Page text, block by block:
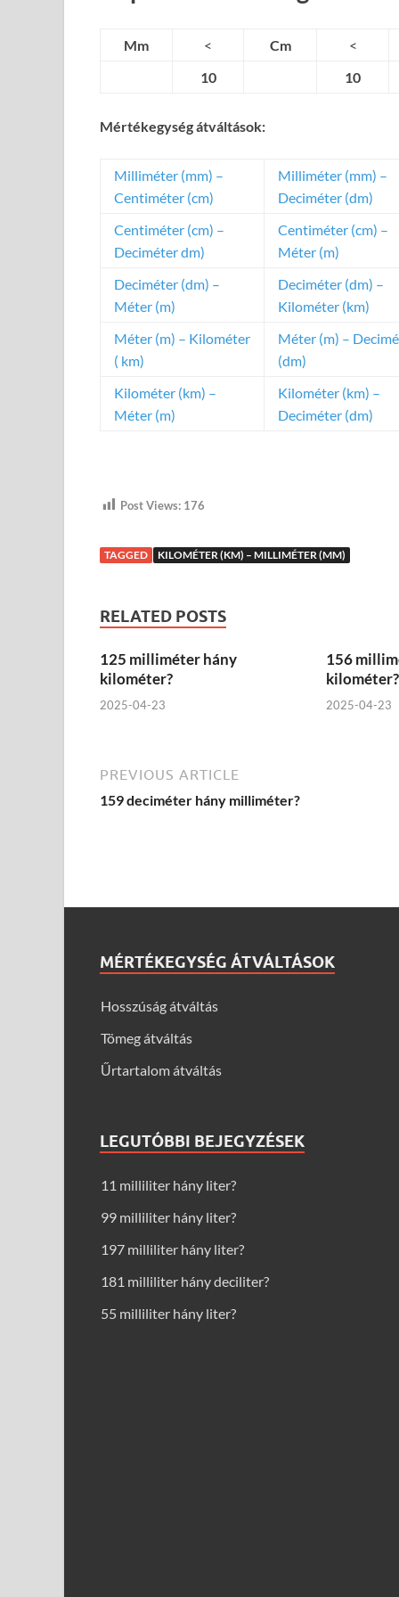
Mm < Cm
<
10
10
Mértékegység átváltások:
Milliméter (mm) –
Centiméter (cm)
Milliméter (mm) –
Deciméter (dm)
Centiméter (cm) –
Deciméter dm)
Centiméter (cm) –
Méter (m)
Deciméter (dm) –
Méter (m)
Deciméter (dm) –
Kilométer (km)
Méter (m) – Kilométer
( km)
Méter (m) –
(dm)
Kilométer (km) –
Méter (m)
Kilométer (km) –
Deciméter (dm)
Post Views: 176
TAGGED KILOMÉTER (KM) – MILLIMÉTER (MM)
RELATED POSTS
125 milliméter hány
kilométer?
2025-04-23
156
kilométer?
2025-04-23
PREVIOUS ARTICLE
159 deciméter hány milliméter?
MÉRTÉKEGYSÉG ÁTVÁLTÁSOK
Hosszúság átváltás
Tömeg átváltás
Űrtartalom átváltás
LEGUTÓBBI BEJEGYZÉSEK
11 milliliter hány liter?
99 milliliter hány liter?
197 milliliter hány liter?
181 milliliter hány deciliter?
55 milliliter hány liter?